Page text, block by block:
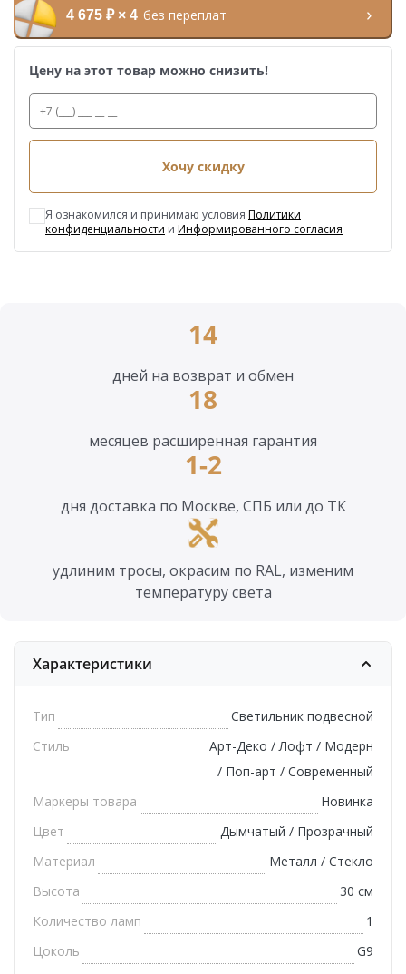
4 675 ₽ × 4 без переплат
Цену на этот товар можно снизить!
Хочу скидку
Я ознакомился и принимаю условия Политики
конфиденциальности и Информированного согласия
14
дней на возврат и обмен
18
месяцев расширенная гарантия
1-2
дня доставка по Москве, СПБ или до ТК
удлиним тросы, окрасим по RAL, изменим
температуру света
Характеристики
Тип
Светильник подвесной
Стиль
Арт-Деко / Лофт / Модерн
/ Поп-арт / Современный
Маркеры товара
Новинка
Цвет
Дымчатый / Прозрачный
Материал
Металл / Стекло
Высота
30 см
Количество ламп
1
Цоколь
G9